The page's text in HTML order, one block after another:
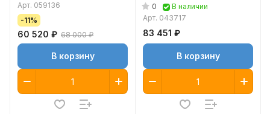
Арт. 059136
-11%
60 520 ₽ 68 000 ₽
В корзину
0
В наличии
Арт. 043717
83 451 ₽
В корзину